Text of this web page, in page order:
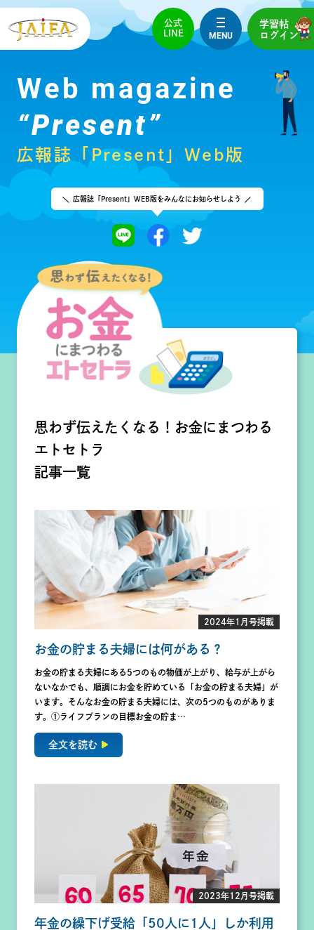
公式
LINE
MENU
学習帖
ログイン
Web magazine
“Present”
広報誌「Present」Web版
広報誌「Present」WEB版をみんなにお知らせしよう
思わず伝えたくなる！お金にまつわる
エトセトラ
記事一覧
2024年1月号掲載
お金の貯まる夫婦には何がある？
お金の貯まる夫婦にある5つのもの物価が上がり、給与が上がら
ないなかでも、順調にお金を貯めている「お金の貯まる夫婦」が
います。そんなお金の貯まる夫婦には、次の5つのものがありま
す。①ライフプランの目標お金の貯ま…
全文を読む
2023年12月号掲載
年金の繰下げ受給「50人に1人」しか利用